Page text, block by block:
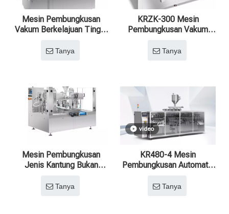
Mesin Pembungkusan
Vakum Berkelajuan Tinggi
Peningkatan Produktiviti
Tanya
KRZK-300 Mesin
Pembungkusan Vakum
Tinggi untuk Operasi
Tanya
Mesin Pembungkusan
Jenis Kantung Bukan
Sepenuhnya untuk
Tanya
video
KR480-4 Mesin
Pembungkusan Automatik
Beg Pintar Empat Outlet
Tanya